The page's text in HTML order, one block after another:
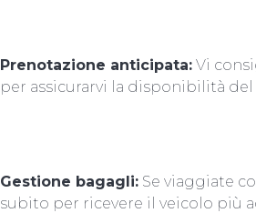
Prenotazione anticipata:Vi
per assicurarvi la disponibilità
Gestione bagagli:Se viaggiate
subito per ricevere il veicolo più